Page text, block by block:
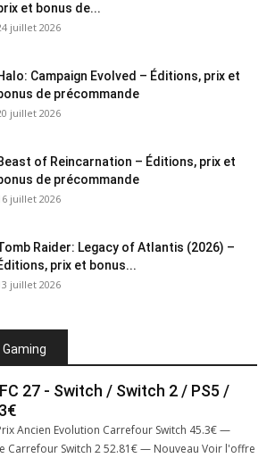
et bonus de...
juillet 2026
Campaign Evolved – Éditions, prix et
de précommande
juillet 2026
of Reincarnation – Éditions, prix et
de précommande
juillet 2026
Raider: Legacy of Atlantis (2026) –
prix et bonus...
juillet 2026
27 - Switch / Switch 2 / PS5 /
Ancien Evolution Carrefour Switch 45.3€ —
Carrefour Switch 2 52.81€ — Nouveau Voir l'offre